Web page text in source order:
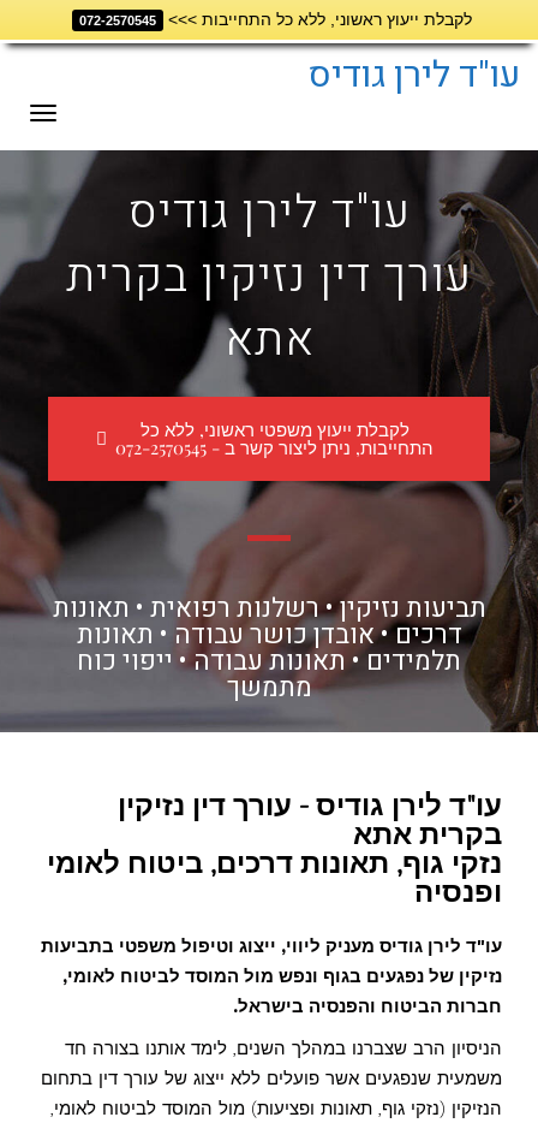
לקבלת ייעוץ ראשוני, ללא כל התחייבות >>> 072-2570545
לתוכןעו"ד לירן גודיס
עו"ד לירן גודיס
עורך דין נזיקין בקרית
אתא
לקבלת ייעוץ משפטי ראשוני, ללא כל
התחייבות, ניתן ליצור קשר ב - 072-2570545
תביעות נזיקין • רשלנות רפואית • תאונות
דרכים • אובדן כושר עבודה • תאונות
תלמידים • תאונות עבודה • ייפוי כוח
מתמשך
עו"ד לירן גודיס - עורך דין נזיקין
בקרית אתא
נזקי גוף, תאונות דרכים, ביטוח לאומי
ופנסיה
עו"ד לירן גודיס מעניק ליווי, ייצוג וטיפול משפטי בתביעות
נזיקין של נפגעים בגוף ונפש מול המוסד לביטוח לאומי,
חברות הביטוח והפנסיה בישראל.
הניסיון הרב שצברנו במהלך השנים, לימד אותנו בצורה חד
משמעית שנפגעים אשר פועלים ללא ייצוג של עורך דין בתחום
הנזיקין (נזקי גוף, תאונות ופציעות) מול המוסד לביטוח לאומי,